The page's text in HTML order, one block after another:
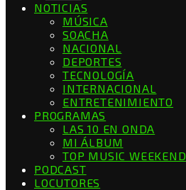
NOTICIAS
MÚSICA
SOACHA
NACIONAL
DEPORTES
TECNOLOGÍA
INTERNACIONAL
ENTRETENIMIENTO
PROGRAMAS
LAS 10 EN ONDA
MI ÁLBUM
TOP MUSIC WEEKEND
PODCAST
LOCUTORES